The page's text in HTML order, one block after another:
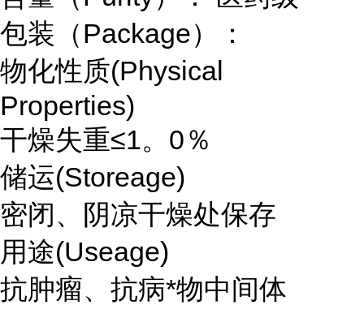
包装（Package）：
物化性质(Physical
Properties)
干燥失重≤1。0％
储运(Storeage)
密闭、阴凉干燥处保存
用途(Useage)
抗肿瘤、抗病*物中间体